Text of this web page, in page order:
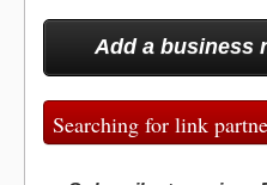
Add a business
Searching for link